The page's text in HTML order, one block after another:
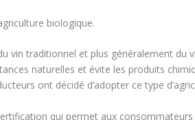
biologique.
vin traditionnel et plus généralement du
naturelles et évite les produits
ont décidé d’adopter ce type
qui permet aux